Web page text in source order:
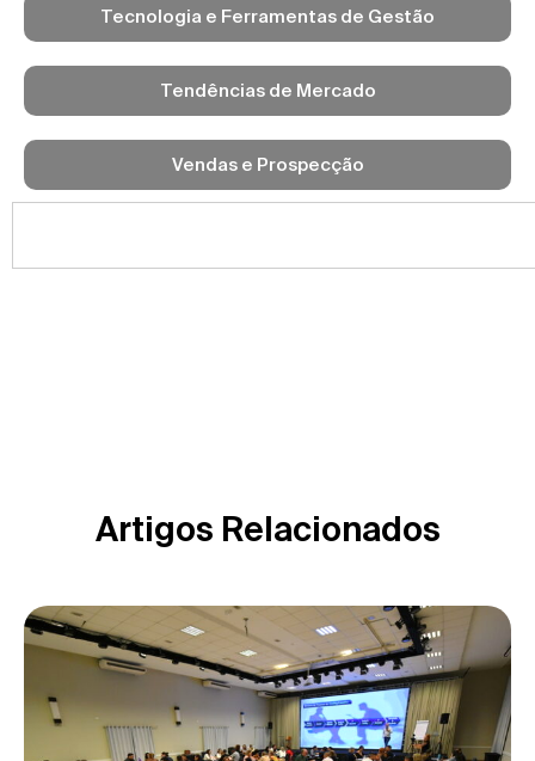
Tecnologia e Ferramentas de Gestão
Tendências de Mercado
Vendas e Prospecção
Artigos Relacionados